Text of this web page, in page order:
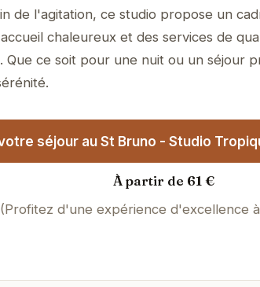
de l'agitation, ce studio propose un
chaleureux et des services de
ce soit pour une nuit ou un séjour
séjour au St Bruno - Studio
À partir de 61 €
(Profitez d'une expérience d'excellence